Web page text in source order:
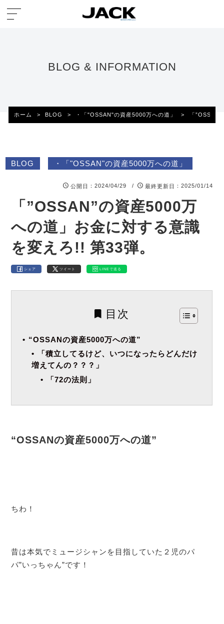
BLOG & INFORMATION
ホーム > BLOG > ・「"OSSAN"の資産5000万への道」 > 「
BLOG ・「"OSSAN"の資産5000万への道」
公開日 ：2024/04/29 / 最終更新日 ：2025/01/14
「”OSSAN”の資産5000万
への道」お金に対する意識
を変えろ!! 第33弾。
シェア ツイート LINEで送る
目次
“OSSANの資産5000万への道”
「積立してるけど、いつになったらどんだけ
増えてんの？？？」
「72の法則」
“OSSANの資産5000万への道”
ちわ！
昔は本気でミュージシャンを目指していた２児のパ
パ”いっちゃん”です！